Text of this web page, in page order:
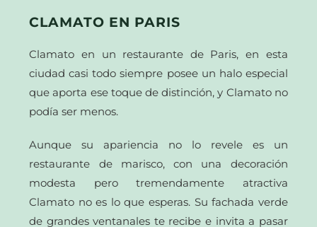
CLAMATO EN PARIS
Clamato en un restaurante de Paris, en esta
ciudad casi todo siempre posee un halo especial
que aporta ese toque de distinción, y Clamato no
podía ser menos.
Aunque su apariencia no lo revele es un
restaurante de marisco, con una decoración
modesta pero tremendamente atractiva
Clamato no es lo que esperas. Su fachada verde
de grandes ventanales te recibe e invita a pasar